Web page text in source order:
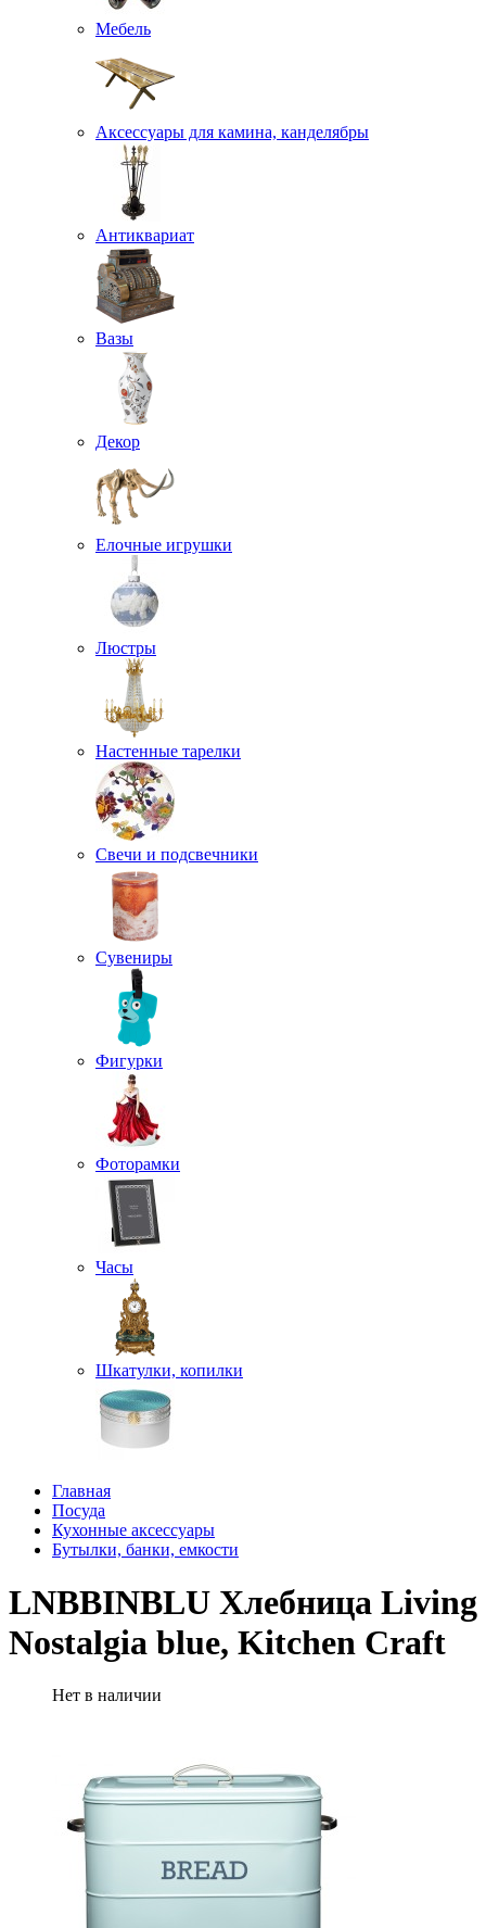
Мебель
Аксессуары для камина, канделябры
Антиквариат
Вазы
Декор
Елочные игрушки
Люстры
Настенные тарелки
Свечи и подсвечники
Сувениры
Фигурки
Фоторамки
Часы
Шкатулки, копилки
Главная
Посуда
Кухонные аксессуары
Бутылки, банки, емкости
LNBBINBLU Хлебница Living
Nostalgia blue, Kitchen Craft
Нет в наличии